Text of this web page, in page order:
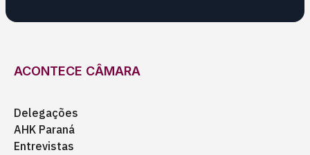
ACONTECE CÂMARA
Delegações
AHK Paraná
Entrevistas